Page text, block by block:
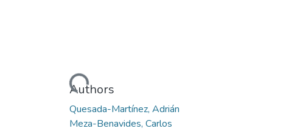
Loading...
Authors
Quesada-Martínez, Adrián
Meza-Benavides, Carlos